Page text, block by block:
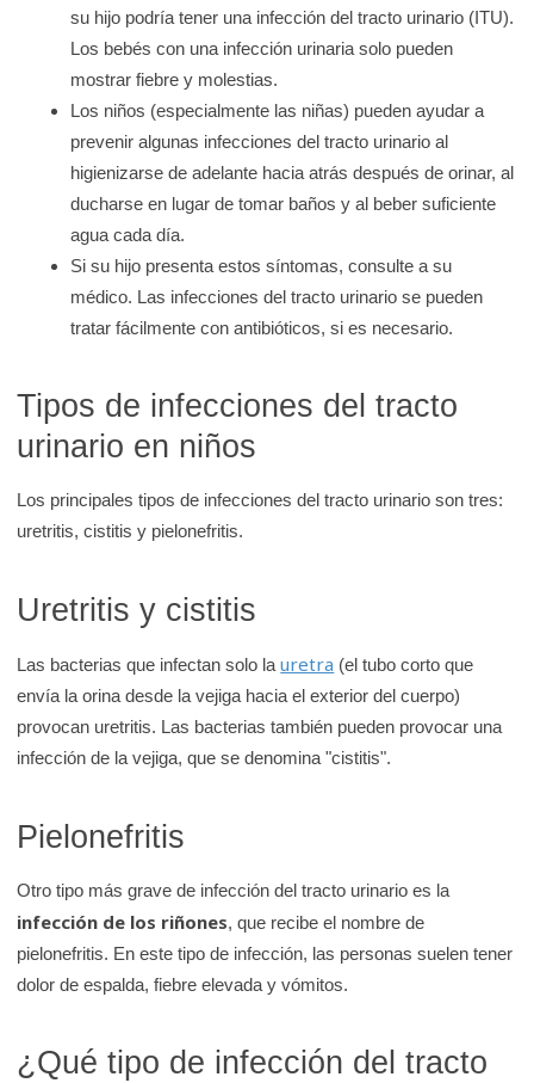
su hijo podría tener una infección del tracto urinario (ITU).
Los bebés con una infección urinaria solo pueden
mostrar fiebre y molestias.
Los niños (especialmente las niñas) pueden ayudar a
prevenir algunas infecciones del tracto urinario al
higienizarse de adelante hacia atrás después de orinar, al
ducharse en lugar de tomar baños y al beber suficiente
agua cada día.
Si su hijo presenta estos síntomas, consulte a su
médico. Las infecciones del tracto urinario se pueden
tratar fácilmente con antibióticos, si es necesario.
Tipos de infecciones del tracto
urinario en niños
Los principales tipos de infecciones del tracto urinario son tres:
uretritis, cistitis y pielonefritis.
Uretritis y cistitis
Las bacterias que infectan solo lauretra (el tubo corto que
envía la orina desde la vejiga hacia el exterior del cuerpo)
provocan uretritis. Las bacterias también pueden provocar una
infección de la vejiga, que se denomina "cistitis".
Pielonefritis
Otro tipo más grave de infección del tracto urinario es la
infección de los riñones, que recibe el nombre de
pielonefritis. En este tipo de infección, las personas suelen tener
dolor de espalda, fiebre elevada y vómitos.
¿Qué tipo de infección del tracto